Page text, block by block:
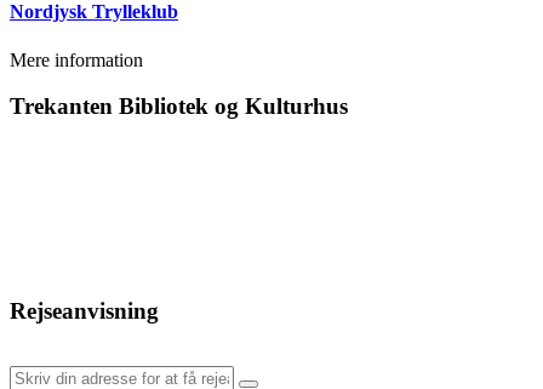
Nordjysk Trylleklub
Mere information
Trekanten Bibliotek og Kulturhus
Rejseanvisning